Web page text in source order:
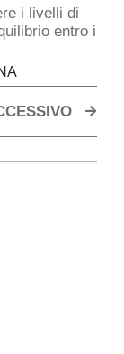
i livelli di
entro i